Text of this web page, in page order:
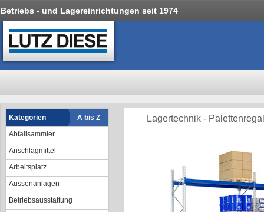
Betriebs - und Lagereinrichtungen seit 1974
Kategorien
A bis Z
Abfallsammler
Anschlagmittel
Arbeitsplatz
Aussenanlagen
Betriebsausstattung
Lagertechnik -